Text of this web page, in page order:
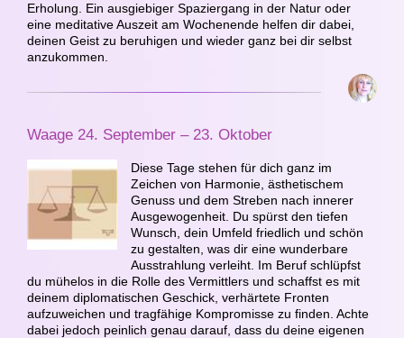
Erholung. Ein ausgiebiger Spaziergang in der Natur oder
eine meditative Auszeit am Wochenende helfen dir dabei,
deinen Geist zu beruhigen und wieder ganz bei dir selbst
anzukommen.
Waage 24. September – 23. Oktober
Diese Tage stehen für dich ganz im
Zeichen von Harmonie, ästhetischem
Genuss und dem Streben nach innerer
Ausgewogenheit. Du spürst den tiefen
Wunsch, dein Umfeld friedlich und schön
zu gestalten, was dir eine wunderbare
Ausstrahlung verleiht. Im Beruf schlüpfst
du mühelos in die Rolle des Vermittlers und schaffst es mit
deinem diplomatischen Geschick, verhärtete Fronten
aufzuweichen und tragfähige Kompromisse zu finden. Achte
dabei jedoch peinlich genau darauf, dass du deine eigenen